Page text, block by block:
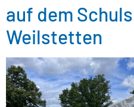
auf dem
Weilstetten